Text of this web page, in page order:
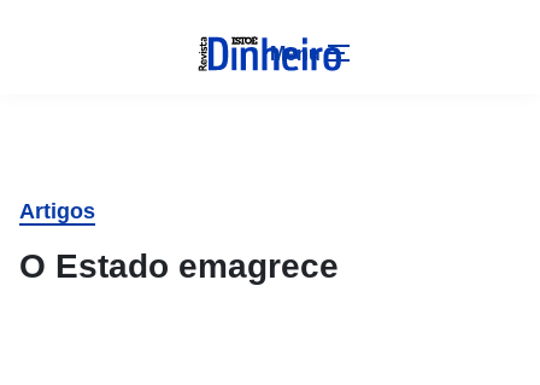
Menu
Artigos
O Estado emagrece